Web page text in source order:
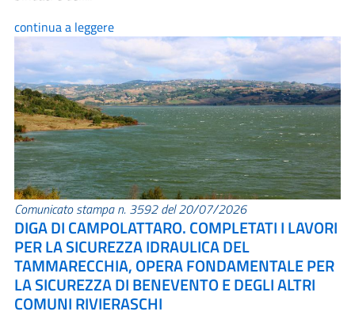
continua a leggere
Comunicato stampa n. 3592 del 20/07/2026
DIGA DI CAMPOLATTARO. COMPLETATI I LAVORI
PER LA SICUREZZA IDRAULICA DEL
TAMMARECCHIA, OPERA FONDAMENTALE PER
LA SICUREZZA DI BENEVENTO E DEGLI ALTRI
COMUNI RIVIERASCHI